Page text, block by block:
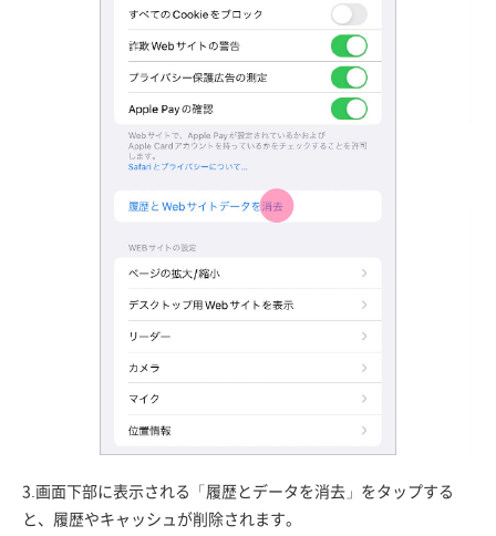
3.画面下部に表示される「履歴とデータを消去」をタップする
と、履歴やキャッシュが削除されます。